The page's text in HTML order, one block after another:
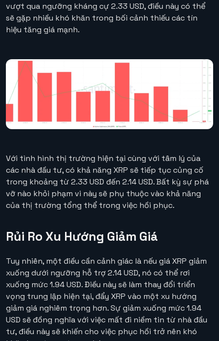
vượt qua ngưỡng kháng cự 2.33 USD, điều này có thể
sẽ gặp nhiều khó khăn trong bối cảnh thiếu các tín
hiệu tăng giá mạnh.
Với tình hình thị trường hiện tại cùng với tâm lý của
các nhà đầu tư, có khả năng XRP sẽ tiếp tục củng cố
trong khoảng từ 2.33 USD đến 2.14 USD. Bất kỳ sự phá
vỡ nào khỏi phạm vi này sẽ phụ thuộc vào khả năng
của thị trường tổng thể trong việc hồi phục.
Rủi Ro Xu Hướng Giảm Giá
Tuy nhiên, một điều cần cảnh giác là nếu giá XRP giảm
xuống dưới ngưỡng hỗ trợ 2.14 USD, nó có thể rơi
xuống mức 1.94 USD. Điều này sẽ làm thay đổi triển
vọng trung lập hiện tại, đẩy XRP vào một xu hướng
giảm giá nghiêm trọng hơn. Sự giảm xuống mức 1.94
USD sẽ đồng nghĩa với việc mất đi niềm tin từ nhà đầu
tư, điều này sẽ khiến cho việc phục hồi trở nên khó